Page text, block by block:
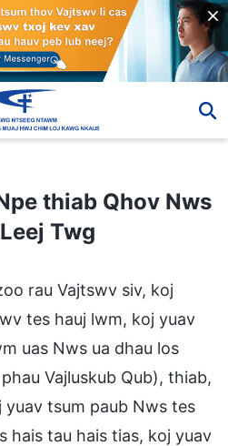
Nws Yog Leej Twg
thiab Qhov Nws
Twg
rau Vajtswv siv, koj
tes hauj lwm, koj yuav
uas Nws ua dhau los
Vajluskub Qub), thiab,
tsum paub Nws tes
hais tau hais tias, koj yuav